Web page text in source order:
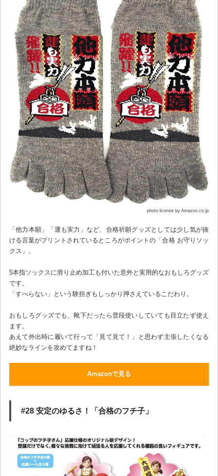
photo license by Amazon.co.jp
「他力本願」「運も実力」など、合格祈願グッズとしては少し気が抜
ける言葉がプリントされているところがポイントの「合格 お守りソッ
クス」。
5本指ソックスに滑り止め加工も付いた意外と実用的なおもしろグッズ
です。
「すべらない」という験担ぎもしっかり押さえているこだわり。
おもしろグッズでも、靴下だったら普段使いしていても目立たず使え
ます。
あえて外出時に履いて行って「見て見て！」と思わず主張したくなる
絶妙なラインを攻めてますね！
Amazonで見る
#28 安定のゆるさ！「合格のフチ子」